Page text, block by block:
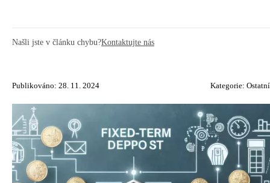
Našli jste v článku chybu?Kontaktujte nás
Publikováno: 28. 11. 2024 Kategorie: Ostatní